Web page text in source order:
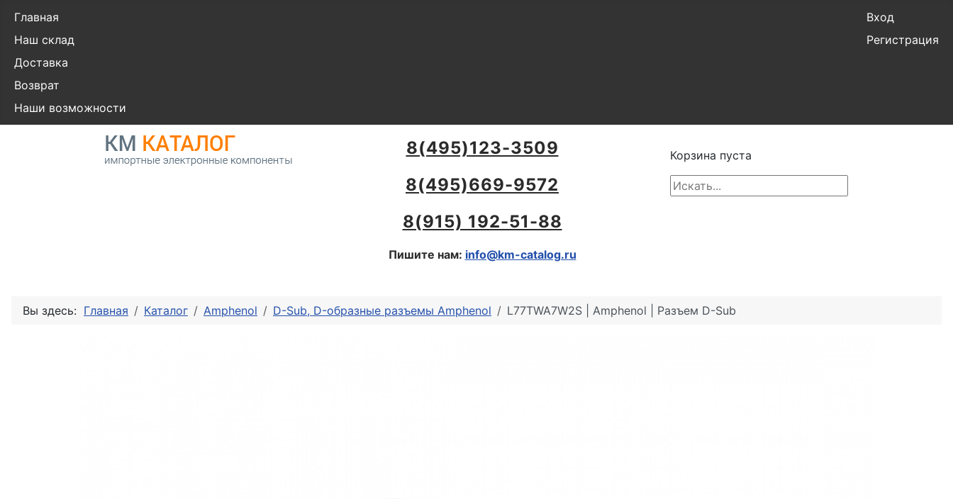
Главная
Наш склад
Доставка
Возврат
Наши возможности
Вход
Регистрация
8(495)123-3509
8(495)669-9572
8(915) 192-51-88
Пишите нам: info@km-catalog.ru
Корзина пуста
Вы здесь: Главная Каталог Amphenol D-Sub, D-образные разъемы Amphenol L77TWA7W2S | Amphenol | Разъем D-Sub